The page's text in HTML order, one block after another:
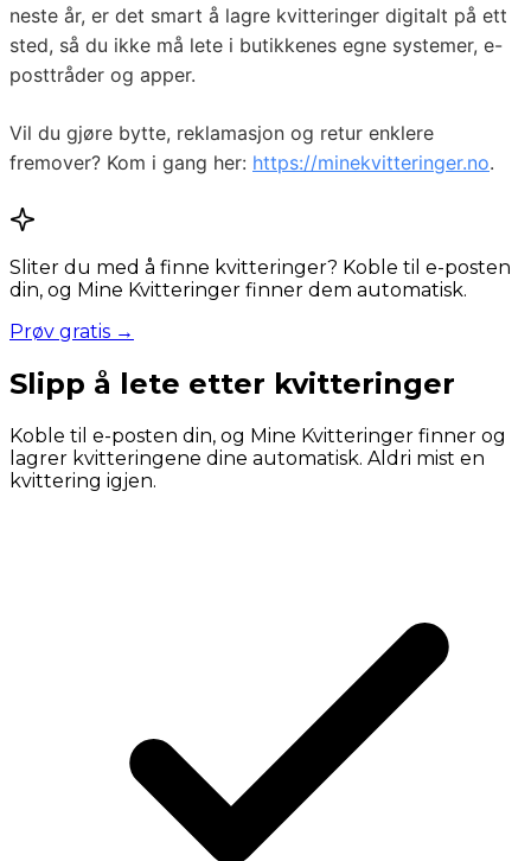
neste år, er det smart å lagre kvitteringer digitalt på ett
sted, så du ikke må lete i butikkenes egne systemer, e-
posttråder og apper.
Vil du gjøre bytte, reklamasjon og retur enklere
fremover? Kom i gang her: https://minekvitteringer.no.
Sliter du med å finne kvitteringer? Koble til e-posten
din, og Mine Kvitteringer finner dem automatisk.
Prøv gratis →
Slipp å lete etter kvitteringer
Koble til e-posten din, og Mine Kvitteringer finner og
lagrer kvitteringene dine automatisk. Aldri mist en
kvittering igjen.